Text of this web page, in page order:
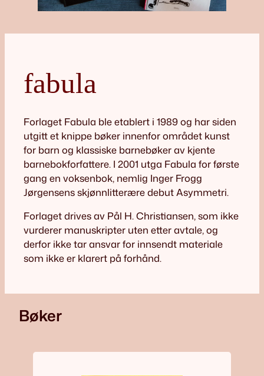
fabula
Forlaget Fabula ble etablert i 1989 og har siden
utgitt et knippe bøker innenfor området kunst
for barn og klassiske barnebøker av kjente
barnebokforfattere. I 2001 utga Fabula for første
gang en voksenbok, nemlig Inger Frogg
Jørgensens skjønnlitterære debut Asymmetri.
Forlaget drives av Pål H. Christiansen, som ikke
vurderer manuskripter uten etter avtale, og
derfor ikke tar ansvar for innsendt materiale
som ikke er klarert på forhånd.
Bøker